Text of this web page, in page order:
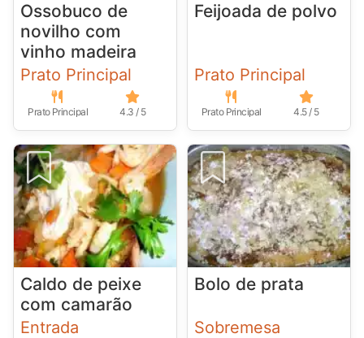
Ossobuco de
novilho com
vinho madeira
Prato Principal
Prato Principal 4.3 / 5
Feijoada de polvo
Prato Principal
Prato Principal 4.5 / 5
Caldo de peixe
com camarão
Entrada
Bolo de prata
Sobremesa